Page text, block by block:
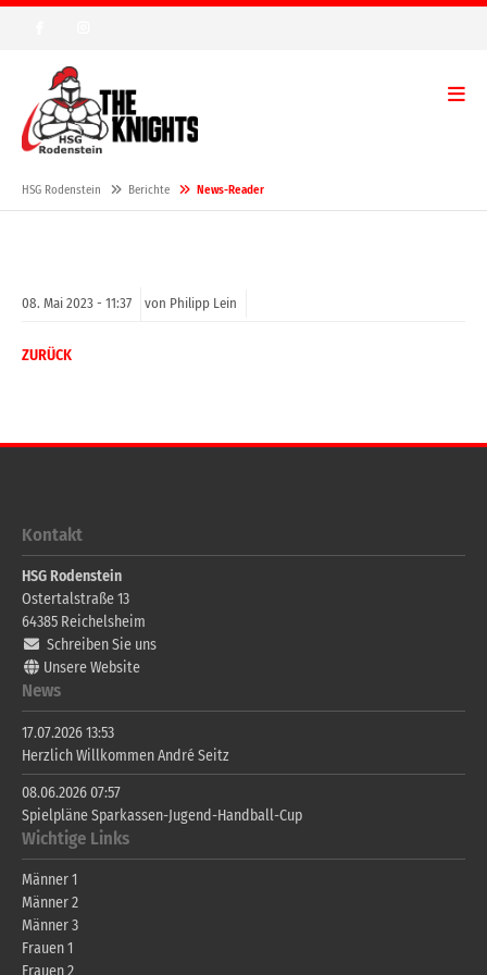
HSG Rodenstein Berichte News-Reader
08. Mai 2023 - 11:37 von Philipp Lein
ZURÜCK
Kontakt
HSG Rodenstein
Ostertalstraße 13
64385 Reichelsheim
Schreiben Sie uns
Unsere Website
News
17.07.2026 13:53
Herzlich Willkommen André Seitz
08.06.2026 07:57
Spielpläne Sparkassen-Jugend-Handball-Cup
Wichtige Links
Männer 1
Männer 2
Männer 3
Frauen 1